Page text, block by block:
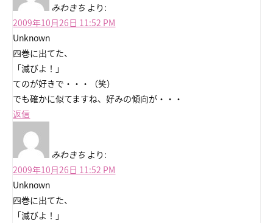
みわきち より:
2009年10月26日 11:52 PM
Unknown
四巻に出てた、
「滅びよ！」
てのが好きで・・・（笑）
でも確かに似てますね、好みの傾向が・・・
返信
みわきち より:
2009年10月26日 11:52 PM
Unknown
四巻に出てた、
「滅びよ！」